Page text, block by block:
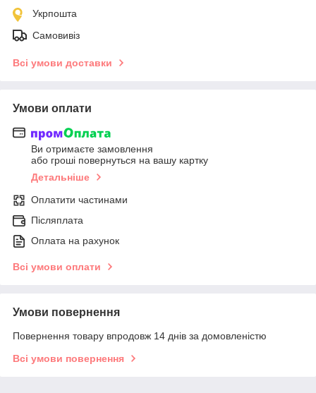
Укрпошта
Самовивіз
Всі умови доставки
Умови оплати
Ви отримаєте замовлення
або гроші повернуться на вашу картку
Детальніше
Оплатити частинами
Післяплата
Оплата на рахунок
Всі умови оплати
Умови повернення
Повернення товару впродовж 14 днів за домовленістю
Всі умови повернення